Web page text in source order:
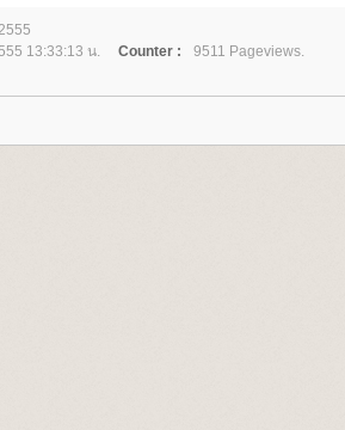
13:33:13 น. Counter :
9511 Pageviews.